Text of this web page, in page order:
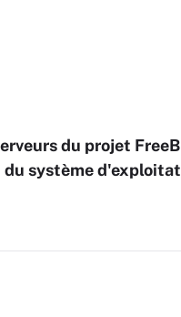
du projet
système